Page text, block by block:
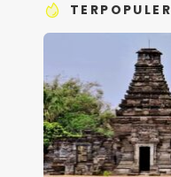
TERPOPULER